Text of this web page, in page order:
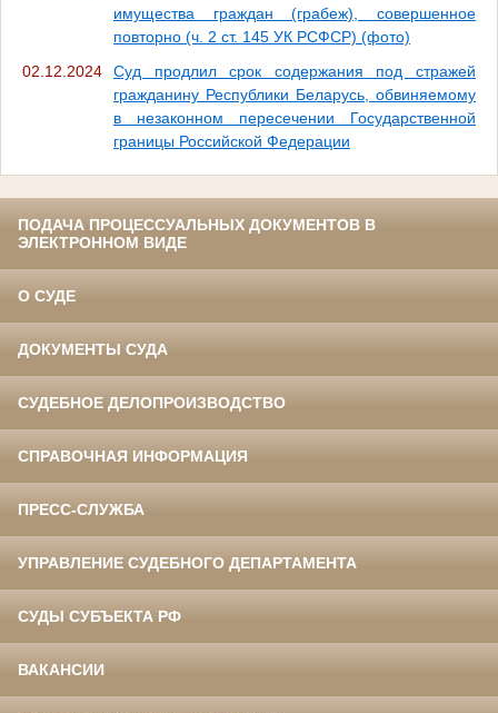
имущества граждан (грабеж), совершенное
повторно (ч. 2 ст. 145 УК РСФСР) (фото)
02.12.2024
Суд продлил срок содержания под стражей
гражданину Республики Беларусь, обвиняемому
в незаконном пересечении Государственной
границы Российской Федерации
ПОДАЧА ПРОЦЕССУАЛЬНЫХ ДОКУМЕНТОВ В
ЭЛЕКТРОННОМ ВИДЕ
О СУДЕ
ДОКУМЕНТЫ СУДА
СУДЕБНОЕ ДЕЛОПРОИЗВОДСТВО
СПРАВОЧНАЯ ИНФОРМАЦИЯ
ПРЕСС-СЛУЖБА
УПРАВЛЕНИЕ СУДЕБНОГО ДЕПАРТАМЕНТА
СУДЫ СУБЪЕКТА РФ
ВАКАНСИИ